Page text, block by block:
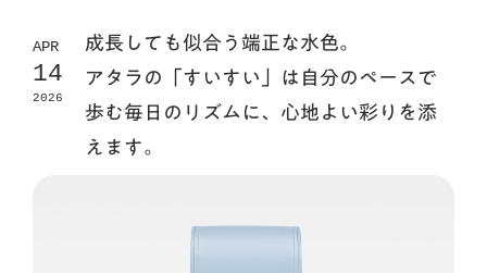
APR
14
2026
成長しても似合う端正な水色。
アタラの「すいすい」は自分のペースで
歩む毎日のリズムに、心地よい彩りを添
えます。